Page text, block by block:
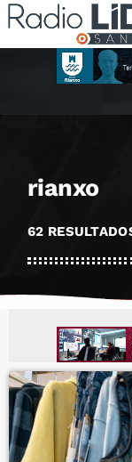
rianxo
62